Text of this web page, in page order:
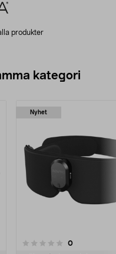
produkter
kategori
Nyhet
0recensioner
3.5 av 5 stjärnor